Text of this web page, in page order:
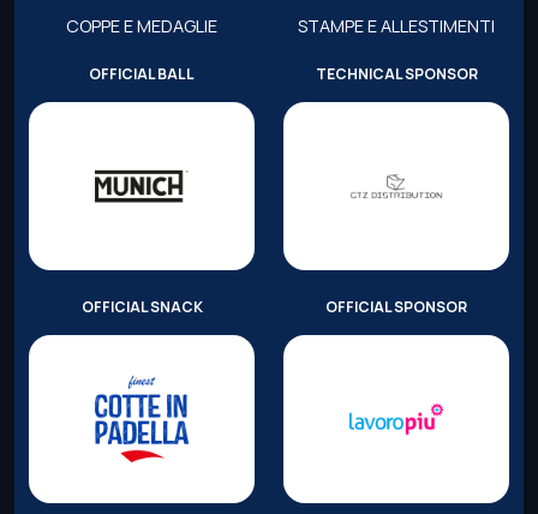
COPPE E MEDAGLIE STAMPE E ALLESTIMENTI
OFFICIAL BALL TECHNICAL SPONSOR
OFFICIAL SNACK OFFICIAL SPONSOR